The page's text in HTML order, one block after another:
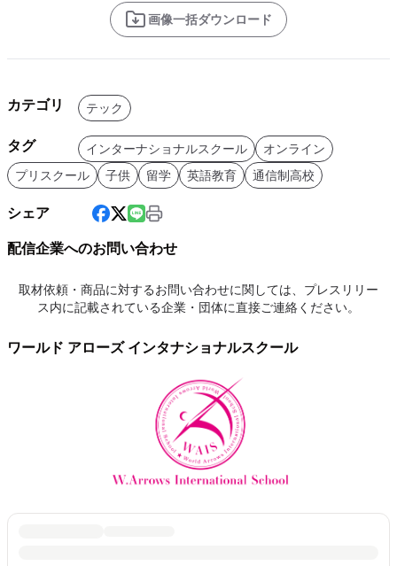
画像一括ダウンロード
カテゴリ テック
タグ インターナショナルスクール
オンライン
プリスクール
子供 留学 英語教育 通信制高校
シェア
配信企業へのお問い合わせ
取材依頼・商品に対するお問い合わせに関しては、プレスリリー
ス内に記載されている企業・団体に直接ご連絡ください。
ワールド アローズ インタナショナルスクール